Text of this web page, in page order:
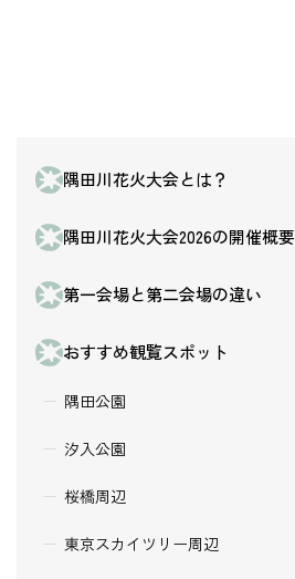
隅田川花火大会とは？
隅田川花火大会2026の開催概要
第一会場と第二会場の違い
おすすめ観覧スポット
隅田公園
汐入公園
桜橋周辺
東京スカイツリー周辺